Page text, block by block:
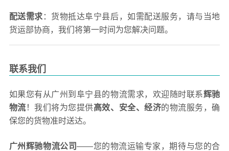
配送需求 ：货物抵达阜宁县后，如需配送服务，请与当地
货运部协商，我们将第一时间为您解决问题。
联系我们
如果您有从广州到阜宁县的物流需求，欢迎随时联系辉驰
物流 ！我们将为您提供高效、安全、经济的物流服务，确
保您的货物准时送达。
广州辉驰物流公司——您的物流运输专家，期待与您的合